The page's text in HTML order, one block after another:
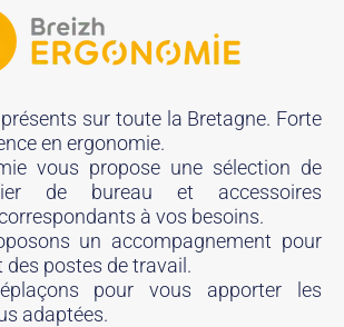
sur toute la Bretagne. Forte
en ergonomie.
vous propose une sélection de
de bureau et accessoires
à vos besoins.
un accompagnement pour
des postes de travail.
pour vous apporter les
adaptées.